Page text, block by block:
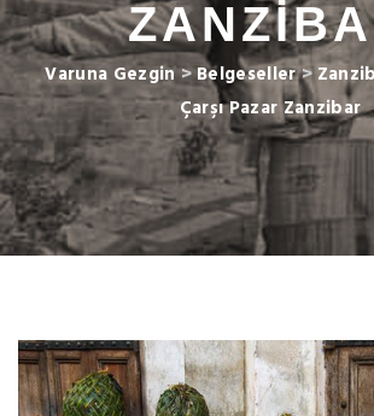
Varuna Gezgin>Belgeseller>
Çarşı Pazar Zanzibar